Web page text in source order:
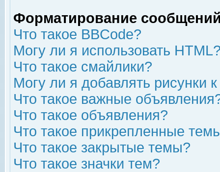
Форматирование
Что такое BBCode?
Могу ли я использовать
Что такое смайлики?
Могу ли я добавлять рисунки
Что такое важные
Что такое объявления?
Что такое прикрепленные
Что такое закрытые темы?
Что такое значки тем?